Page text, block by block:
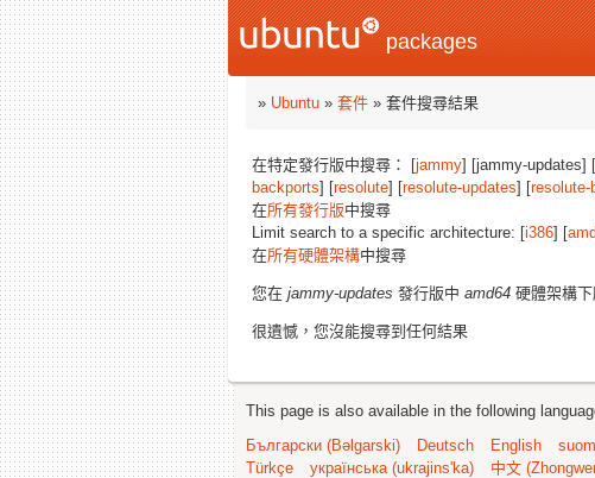
packages
» Ubuntu » 套件 » 套件搜尋結果
在特定發行版中搜尋： [jammy] [jammy-updates] [
backports] [resolute] [resolute-updates] [resolute-
在所有發行版中搜尋
Limit search to a specific architecture: [i386] [
在所有硬體架構中搜尋
您在 jammy-updates 發行版中 amd64 硬體架構
很遺憾，您沒能搜尋到任何結果
This page is also available in the following
Български (Bəlgarski)
Deutsch English
Türkçe
українська (ukrajins'ka) 中文